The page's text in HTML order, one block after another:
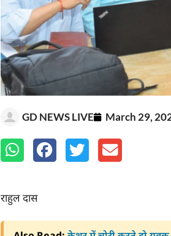
GD NEWS LIVE March 29,
राहुल दास